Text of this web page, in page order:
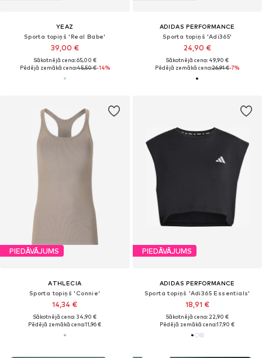
YEAZ
Sporta topiņš 'Real Babe'
39,00 €
Sākotnējā cena: 65,00 €
Pēdējā zemākā cena:45,50 €-14%
ADIDAS PERFORMANCE
Sporta topiņš 'Adi365'
24,90 €
Sākotnējā cena: 49,90 €
Pēdējā zemākā cena:26,91 €-7%
PIEDĀVĀJUMS
ATHLECIA
Sporta topiņš 'Connie'
14,34 €
Sākotnējā cena: 34,90 €
Pēdējā zemākā cena:11,96 €
PIEDĀVĀJUMS
ADIDAS PERFORMANCE
Sporta topiņš 'Adi365 Essentials'
18,91 €
Sākotnējā cena: 22,90 €
Pēdējā zemākā cena:17,90 €